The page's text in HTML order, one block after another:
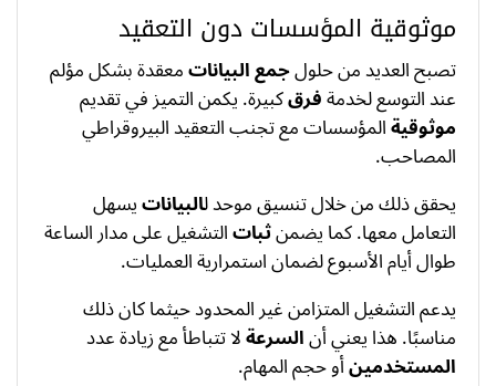
موثوقية المؤسسات دون التعقيد
تصبح العديد من حلولجمع البياناتمعقدة بشكل مؤلم
عند التوسع لخدمةفرقكبيرة. يكمن التميز في تقديم
موثوقيةالمؤسسات مع تجنب التعقيد البيروقراطي
المصاحب.
يحقق ذلك من خلال تنسيق موحد لالبياناتيسهل
التعامل معها. كما يضمنثباتالتشغيل على مدار الساعة
طوال أيام الأسبوع لضمان استمرارية العمليات.
يدعم التشغيل المتزامن غير المحدود حيثما كان ذلك
مناسبًا. هذا يعني أنالسرعةلا تتباطأ مع زيادة عدد
المستخدمينأو حجم المهام.